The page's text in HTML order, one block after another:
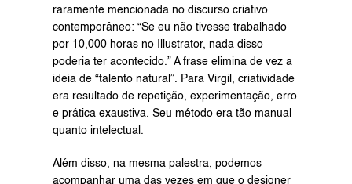
raramente mencionada no discurso criativo
contemporâneo: “Se eu não tivesse trabalhado
por 10,000 horas no Illustrator, nada disso
poderia ter acontecido.” A frase elimina de vez a
ideia de “talento natural”. Para Virgil, criatividade
era resultado de repetição, experimentação, erro
e prática exaustiva. Seu método era tão manual
quanto intelectual.
Além disso, na mesma palestra, podemos
acompanhar uma das vezes em que o designer